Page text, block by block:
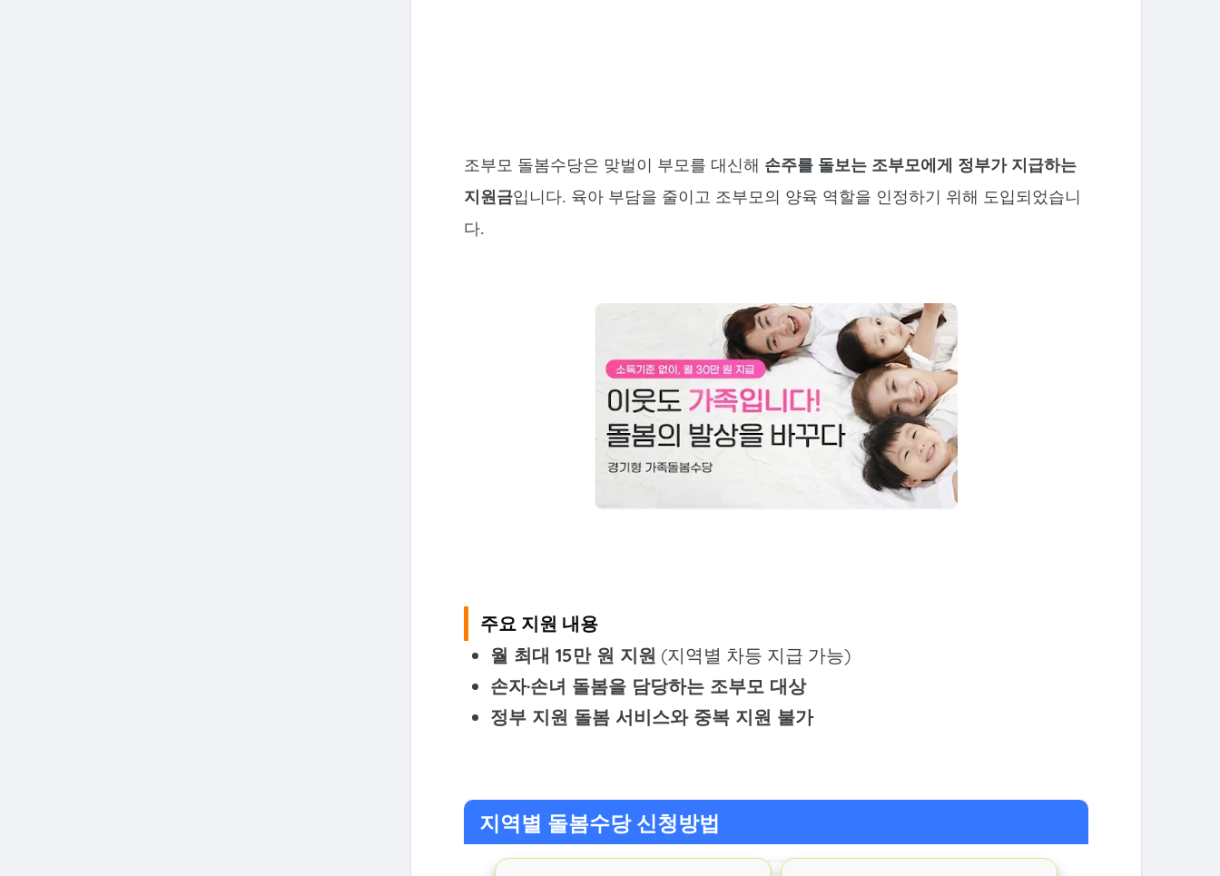
조부모 돌봄수당은 맞벌이 부모를 대신해 손주를 돌보는 조부모에게 정부가 지급하는
지원금입니다. 육아 부담을 줄이고 조부모의 양육 역할을 인정하기 위해 도입되었습니
다.
주요 지원 내용
월 최대 15만 원 지원 (지역별 차등 지급 가능)
손자·손녀 돌봄을 담당하는 조부모 대상
정부 지원 돌봄 서비스와 중복 지원 불가
지역별 돌봄수당 신청방법